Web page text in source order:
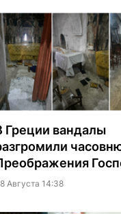
Греции вандалы
Августа 14:38